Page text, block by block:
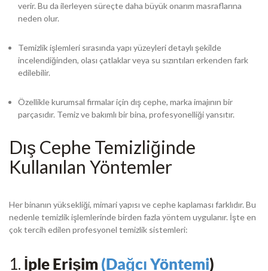
verir. Bu da ilerleyen süreçte daha büyük onarım masraflarına
neden olur.
Temizlik işlemleri sırasında yapı yüzeyleri detaylı şekilde
incelendiğinden, olası çatlaklar veya su sızıntıları erkenden fark
edilebilir.
Özellikle kurumsal firmalar için dış cephe, marka imajının bir
parçasıdır. Temiz ve bakımlı bir bina, profesyonelliği yansıtır.
Dış Cephe Temizliğinde
Kullanılan Yöntemler
Her binanın yüksekliği, mimari yapısı ve cephe kaplaması farklıdır. Bu
nedenle temizlik işlemlerinde birden fazla yöntem uygulanır. İşte en
çok tercih edilen profesyonel temizlik sistemleri:
1. İple Erişim (Dağcı Yöntemi)